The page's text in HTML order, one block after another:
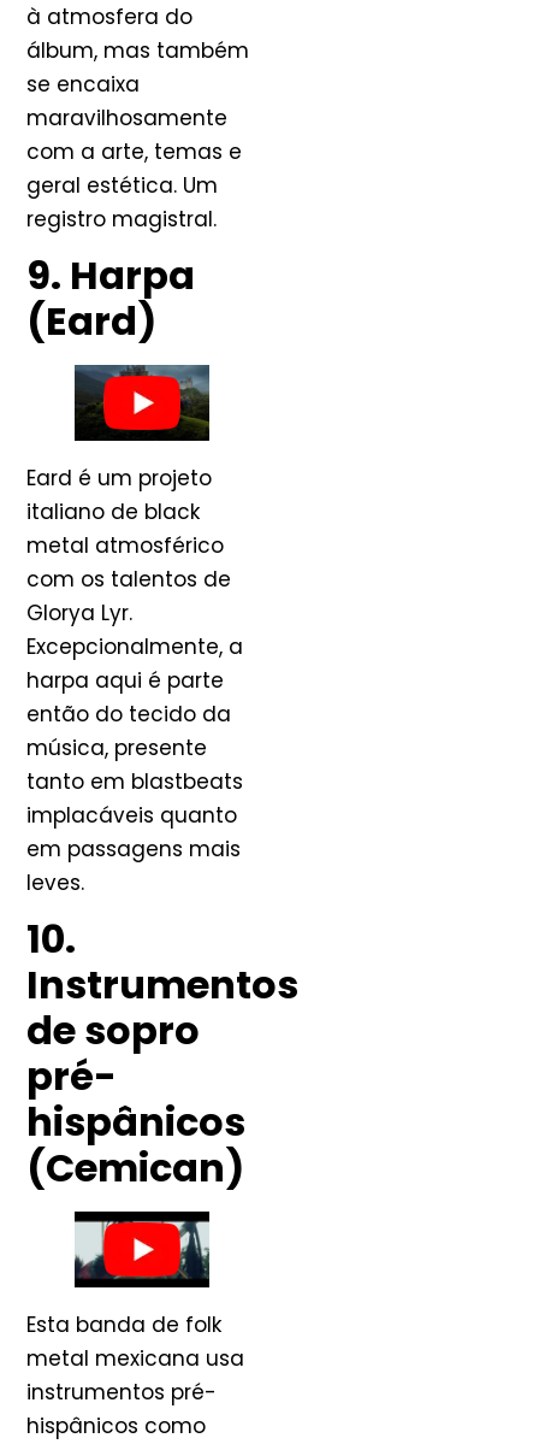
à atmosfera do
álbum, mas também
se encaixa
maravilhosamente
com a arte, temas e
geral estética. Um
registro magistral.
9. Harpa
(Eard)
Eard é um projeto
italiano de black
metal atmosférico
com os talentos de
Glorya Lyr.
Excepcionalmente, a
harpa aqui é parte
então do tecido da
música, presente
tanto em blastbeats
implacáveis ​​quanto
em passagens mais
leves.
10.
Instrumentos
de sopro
pré-
hispânicos
(Cemican)
Esta banda de folk
metal mexicana usa
instrumentos pré-
hispânicos como